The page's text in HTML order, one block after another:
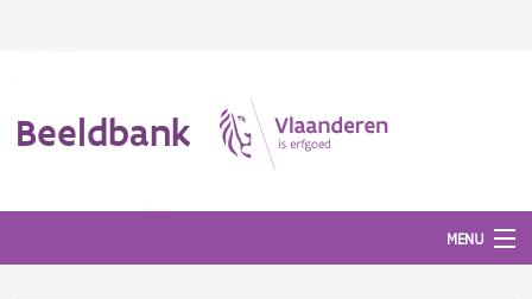
Beeldbank
MENU